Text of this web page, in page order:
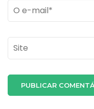
Email *
Site